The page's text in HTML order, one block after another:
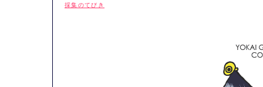
採集のてびき